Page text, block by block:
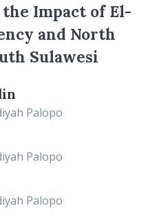
Impact of El-
and North
Sulawesi
Palopo
Palopo
Palopo